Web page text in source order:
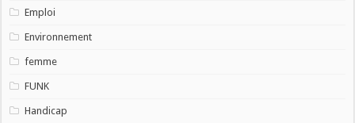
Emploi
Environnement
femme
FUNK
Handicap